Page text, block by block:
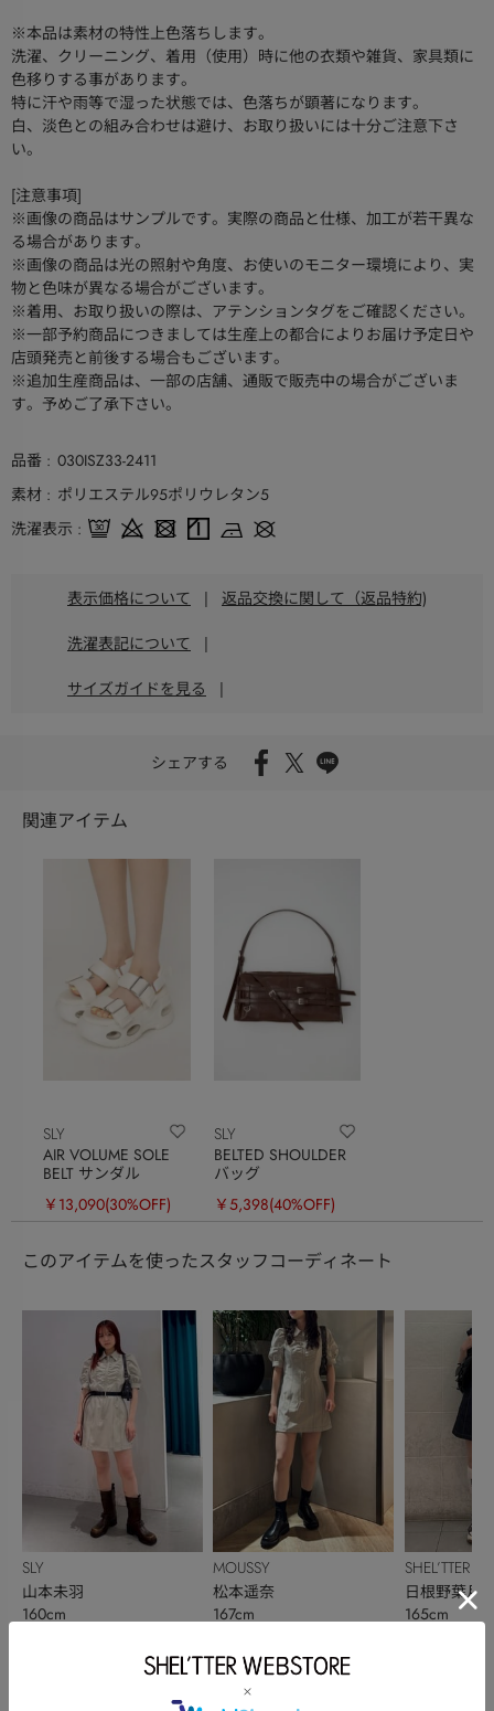
※本品は素材の特性上色落ちします。
洗濯、クリーニング、着用（使用）時に他の衣類や雑貨、家具類に
色移りする事があります。
特に汗や雨等で湿った状態では、色落ちが顕著になります。
白、淡色との組み合わせは避け、お取り扱いには十分ご注意下さ
い。
[注意事項]
※画像の商品はサンプルです。実際の商品と仕様、加工が若干異な
る場合があります。
※画像の商品は光の照射や角度、お使いのモニター環境により、実
物と色味が異なる場合がございます。
※着用、お取り扱いの際は、アテンションタグをご確認ください。
※一部予約商品につきましては生産上の都合によりお届け予定日や
店頭発売と前後する場合もございます。
※追加生産商品は、一部の店舗、通販で販売中の場合がございま
す。予めご了承下さい。
品番
030ISZ33-2411
素材
ポリエステル95ポリウレタン5
洗濯表示
表示価格について | 返品交換に関して（返品特約)
洗濯表記について |
サイズガイドを見る |
シェアする
関連アイテム
SLY
AIR VOLUME SOLE
BELT サンダル
￥13,090(30%OFF)
SLY
BELTED SHOULDER
バッグ
￥5,398(40%OFF)
このアイテムを使ったスタッフコーディネート
SLY
山本未羽
160cm
MOUSSY
松本遥奈
167cm
SHEL’TTER
日根野葉月
165cm